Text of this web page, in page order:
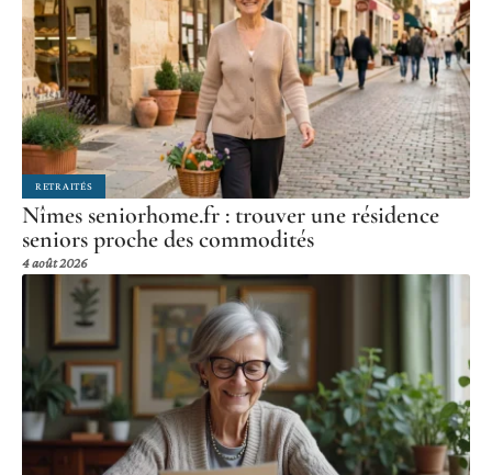
RETRAITÉS
Nîmes seniorhome.fr : trouver une résidence
seniors proche des commodités
4 août 2026